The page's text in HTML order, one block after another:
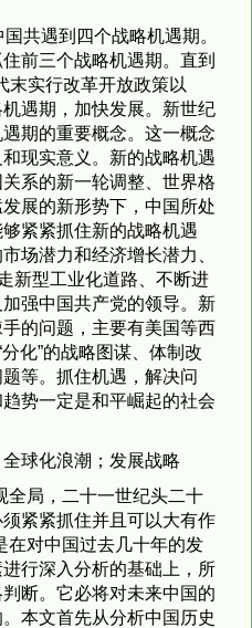
共遇到四个战略机遇期。
前三个战略机遇期。直到
末实行改革开放政策以
遇期，加快发展。新世纪
期的重要概念。这一概念
现实意义。新的战略机遇
系的新一轮调整、世界格
展的新形势下，中国所处
紧紧抓住新的战略机遇
场潜力和经济增长潜力、
新型工业化道路、不断进
强中国共产党的领导。新
的问题，主要有美国等西
化”的战略图谋、体制改
等。抓住机遇，解决问
势一定是和平崛起的社会
球化浪潮；发展战略
全局，二十一世纪头二十
紧紧抓住并且可以大有作
在对中国过去几十年的发
行深入分析的基础上，所
断。它必将对未来中国的
本文首先从分析中国历史